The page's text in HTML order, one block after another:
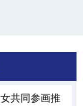
共同参画推